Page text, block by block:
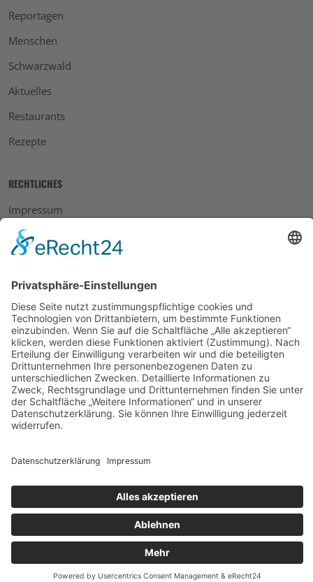
Reportagen
Menschen
Schwarzwald
Aktuelles
Restaurants
Rezepte
RECHTLICHES
Impressum
Datenschutz
AGB
Widerrufsbelehrung
Bankdaten
© 2026 Tietge GmbH, Wilhelmstraße 31, 77654 Offenburg – Alle Rechte
vorbehalten. *Preisangaben inkl. gesetzl. MwSt. und zzgl.
Versandkosten.